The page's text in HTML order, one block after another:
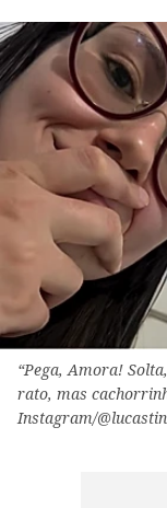
“Pega, Amora!
rato, mas
Instagram/